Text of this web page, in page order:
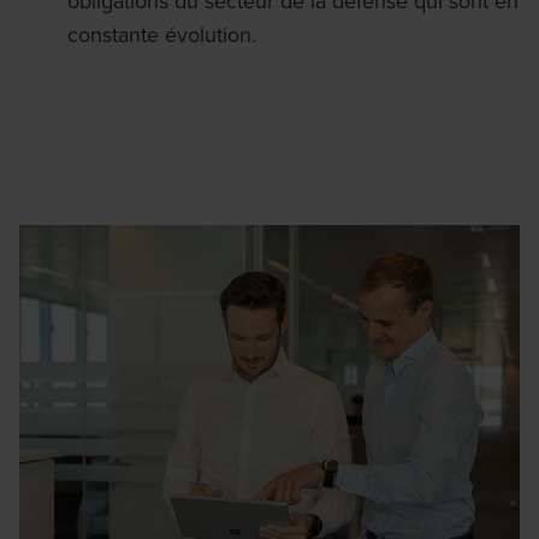
constante évolution.